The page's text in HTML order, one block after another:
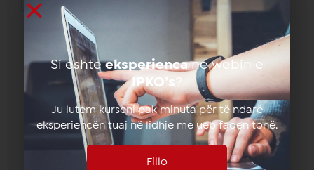
Si eshteeksperiencane webin e
IPKO’s?
Ju lutem kurseni pak minuta për të ndarë
eksperiencën tuaj në lidhje me ueb faqen tonë.
Fillo